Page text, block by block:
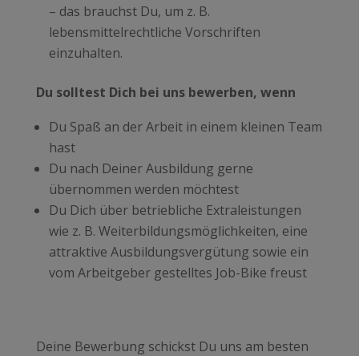
– das brauchst Du, um z. B.
lebensmittelrechtliche Vorschriften
einzuhalten.
Du solltest Dich bei uns bewerben, wenn
Du Spaß an der Arbeit in einem kleinen Team
hast
Du nach Deiner Ausbildung gerne
übernommen werden möchtest
Du Dich über betriebliche Extraleistungen
wie z. B. Weiterbildungsmöglichkeiten, eine
attraktive Ausbildungsvergütung sowie ein
vom Arbeitgeber gestelltes Job-Bike freust
Deine Bewerbung schickst Du uns am besten